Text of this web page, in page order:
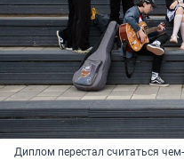
Диплом перестал считаться